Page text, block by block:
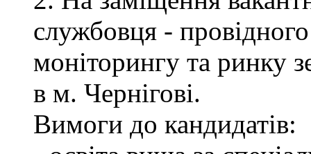
службовця - провідного
моніторингу та ринку
в м. Чернігові.
Вимоги до кандидатів: